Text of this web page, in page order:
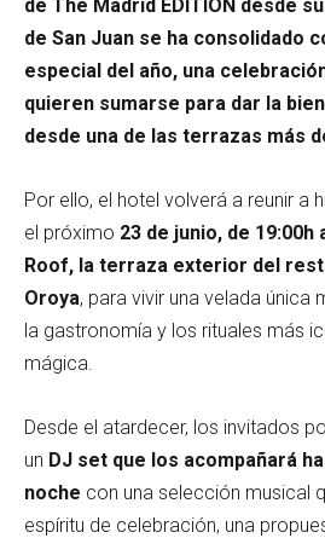
de The Madrid EDITION desde
de San Juan se ha consolidado
especial del año, una
quieren sumarse para dar la
desde una de las terrazas más
Por ello, el hotel volverá a reunir a
el próximo 23 de junio, de 19:00h
Roof, la terraza exterior del
Oroya, para vivir una velada única
la gastronomía y los rituales más
mágica.
Desde el atardecer, los invitados
un DJ set que los acompañará
noche con una selección musical
espíritu de celebración, una